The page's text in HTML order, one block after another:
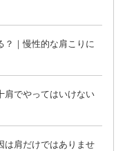
？｜慢性的な肩こりに
肩でやってはいけない
は肩だけではありませ